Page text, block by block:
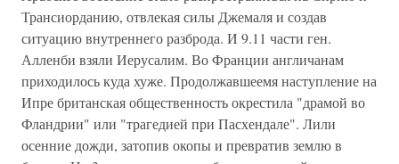
Трансиорданию, отвлекая силы Джемаля и создав
ситуацию внутреннего разброда. И 9.11 части ген.
Алленби взяли Иерусалим. Во Франции англичанам
приходилось куда хуже. Продолжавшеемя наступление на
Ипре британская общественность окрестила "драмой во
Фландрии" или "трагедией при Пасхендале". Лили
осенние дожди, затопив окопы и превратив землю в